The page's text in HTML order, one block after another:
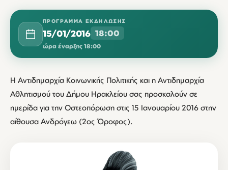
ΠΡΌΓΡΑΜΜΑ ΕΚΔΉΛΩΣΗΣ
15/01/2016 18:00
ώρα έναρξης 18:00
Η Αντιδημαρχία Κοινωνικής Πολιτικής και η Αντιδημαρχία
Αθλητισμού του Δήμου Ηρακλείου σας προσκαλούν σε
ημερίδα για την Οστεοπόρωση στις 15 Ιανουαρίου 2016 στην
αίθουσα Ανδρόγεω (2ος Όροφος).